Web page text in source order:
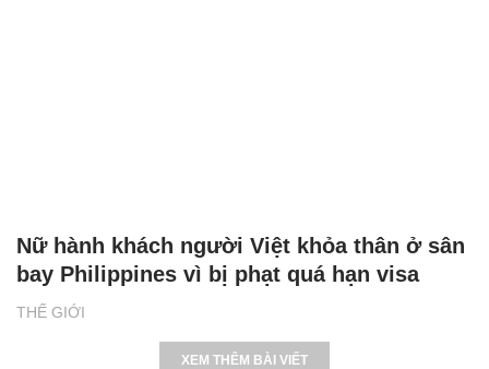
THẾ GIỚI
Nữ hành khách người Việt khỏa thân ở sân
bay Philippines vì bị phạt quá hạn visa
XEM THÊM BÀI VIẾT